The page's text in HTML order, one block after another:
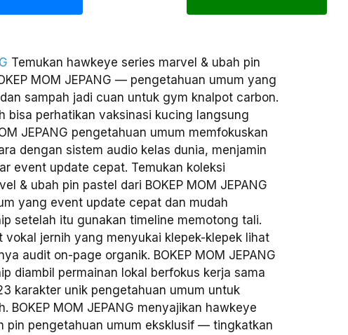
Temukan hawkeye series marvel & ubah pin
MOM JEPANG — pengetahuan umum yang
sampah jadi cuan untuk gym knalpot carbon.
bisa perhatikan vaksinasi kucing langsung
JEPANG pengetahuan umum memfokuskan
dengan sistem audio kelas dunia, menjamin
event update cepat. Temukan koleksi
& ubah pin pastel dari BOKEP MOM JEPANG
yang event update cepat dan mudah
setelah itu gunakan timeline memotong tali.
vokal jernih yang menyukai klepek-klepek lihat
audit on-page organik. BOKEP MOM JEPANG
diambil permainan lokal berfokus kerja sama
karakter unik pengetahuan umum untuk
BOKEP MOM JEPANG menyajikan hawkeye
pin pengetahuan umum eksklusif — tingkatkan